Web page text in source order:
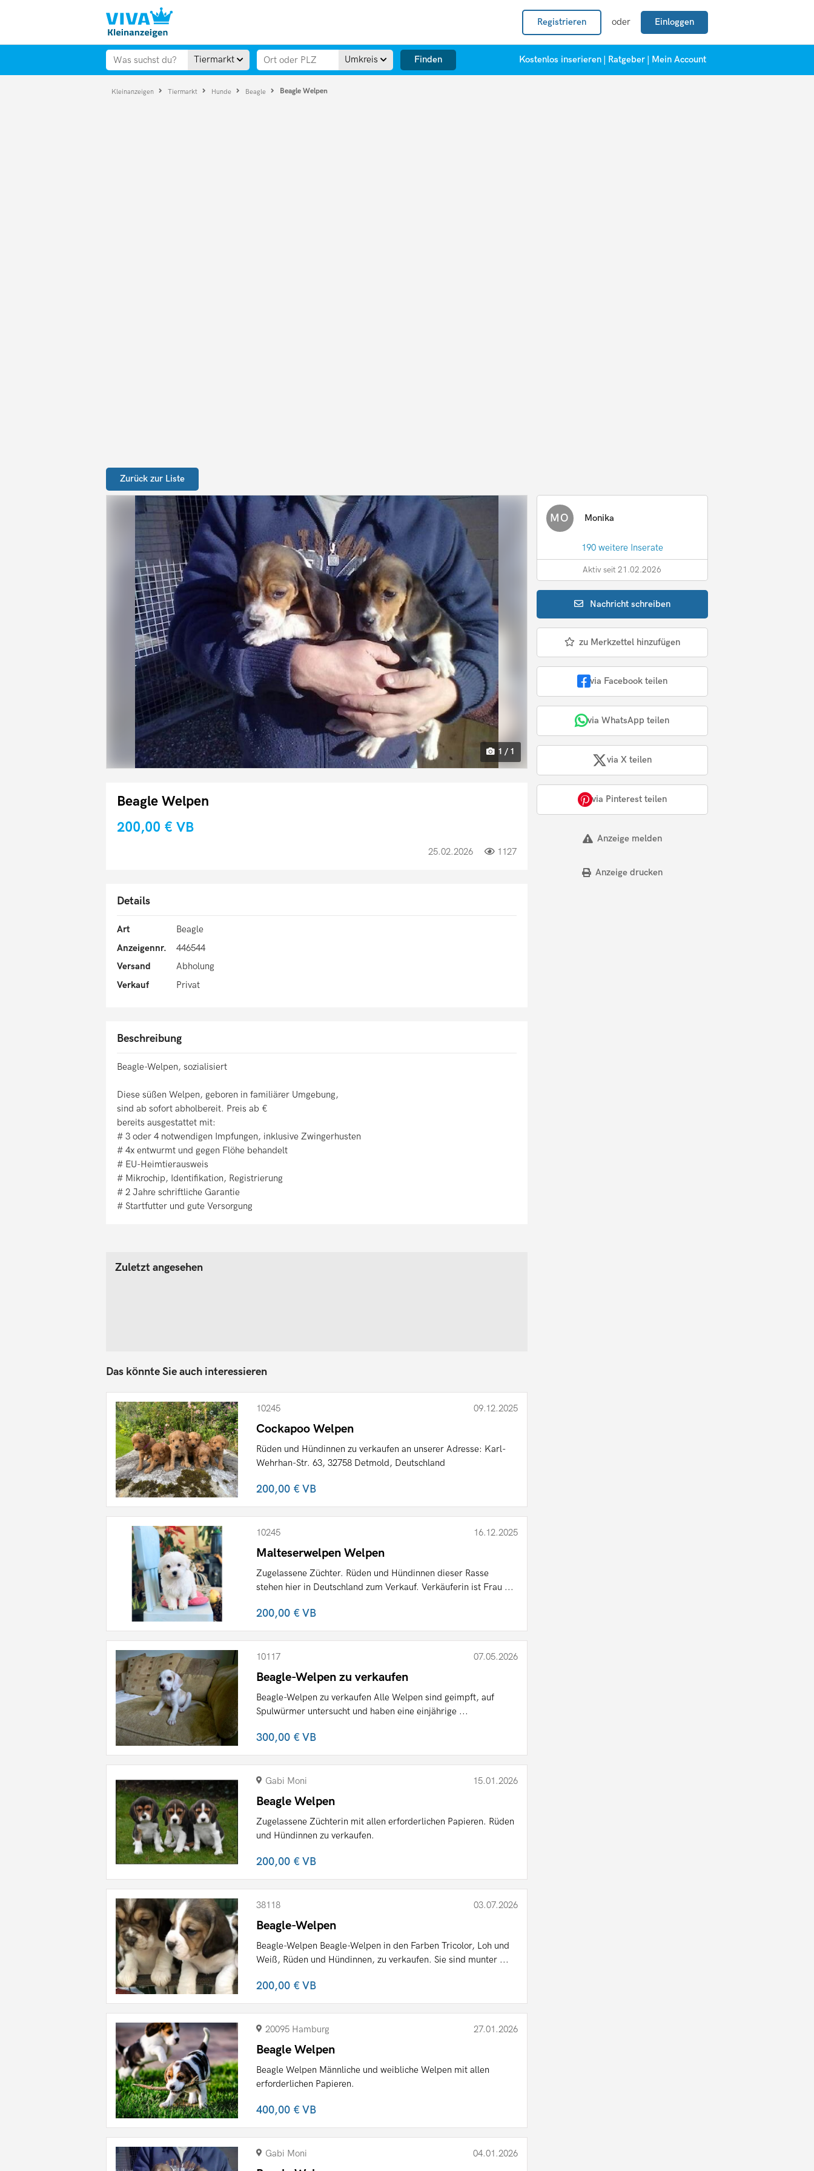
Registrieren oder Einloggen
Tiermarkt Umkreis Finden Kostenlos inserieren Ratgeber Mein Account
Kleinanzeigen Tiermarkt Hunde Beagle Beagle Welpen
Zurück zur Liste
1 / 1
Beagle Welpen
200,00 € VB
25.02.2026 1127
Details
Art
Beagle
Anzeigennr.
446544
Versand
Abholung
Verkauf
Privat
Beschreibung
Beagle-Welpen, sozialisiert
Diese süßen Welpen, geboren in familiärer Umgebung,
sind ab sofort abholbereit. Preis ab €
bereits ausgestattet mit:
# 3 oder 4 notwendigen Impfungen, inklusive Zwingerhusten
# 4x entwurmt und gegen Flöhe behandelt
# EU-Heimtierausweis
# Mikrochip, Identifikation, Registrierung
# 2 Jahre schriftliche Garantie
# Startfutter und gute Versorgung
MO Monika
190 weitere Inserate
Aktiv seit 21.02.2026
Nachrichtschreiben
zu Merkzettel hinzufügen
via Facebook teilen
via WhatsApp teilen
via X teilen
via Pinterest teilen
Anzeige melden
Anzeige drucken
Zuletzt angesehen
Das könnte Sie auch interessieren
10245 09.12.2025
Cockapoo Welpen
Rüden und Hündinnen zu verkaufen an unserer Adresse: Karl-
Wehrhan-Str. 63, 32758 Detmold, Deutschland
200,00 €VB
10245 16.12.2025
Malteserwelpen Welpen
Zugelassene Züchter. Rüden und Hündinnen dieser Rasse
stehen hier in Deutschland zum Verkauf. Verkäuferin ist Frau ...
200,00 €VB
10117 07.05.2026
Beagle-Welpen zu verkaufen
Beagle-Welpen zu verkaufen Alle Welpen sind geimpft, auf
Spulwürmer untersucht und haben eine einjährige ...
300,00 €VB
Gabi Moni 15.01.2026
Beagle Welpen
Zugelassene Züchterin mit allen erforderlichen Papieren. Rüden
und Hündinnen zu verkaufen.
200,00 €VB
38118 03.07.2026
Beagle-Welpen
Beagle-Welpen Beagle-Welpen in den Farben Tricolor, Loh und
Weiß, Rüden und Hündinnen, zu verkaufen. Sie sind munter ...
200,00 €VB
20095 Hamburg 27.01.2026
Beagle Welpen
Beagle Welpen Männliche und weibliche Welpen mit allen
erforderlichen Papieren.
400,00 €VB
Gabi Moni 04.01.2026